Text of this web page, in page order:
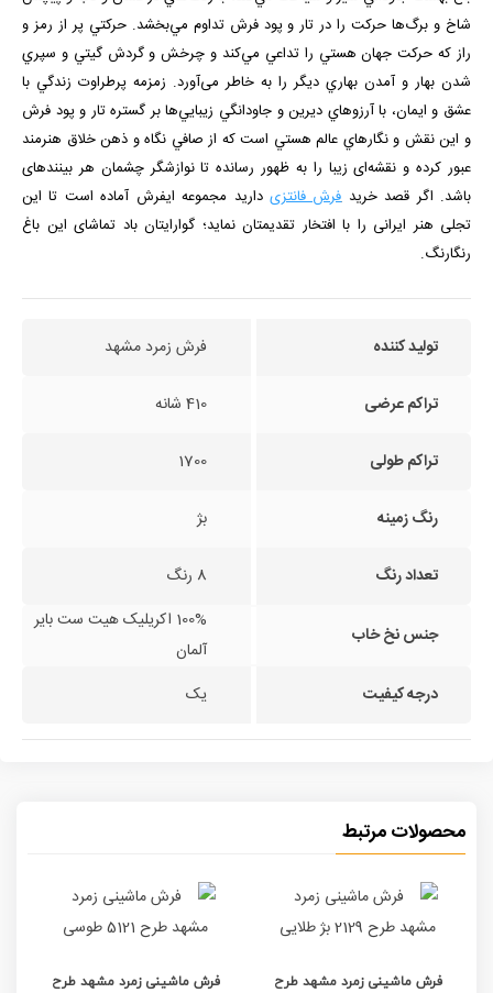
شاخ و برگ‌ها حركت را در تار و پود فرش تداوم مي‌بخشد. حركتي پر از رمز و
راز كه حركت جهان هستي را تداعي مي‌كند و چرخش و گردش گيتي و سپري
شدن بهار و آمدن بهاري ديگر را به خاطر می‌آورد. زمزمه پرطراوت زندگي با
عشق و ايمان، با آرزوهاي ديرين و جاودانگي زيبايي‌ها بر گستره تار و پود فرش
و اين نقش و نگارهاي عالم هستي است كه از صافي نگاه و ذهن خلاق هنرمند
عبور كرده و نقشه‌ای زیبا را به ظهور رسانده تا نوازشگر چشمان هر بیننده­ای
باشد. اگر قصد خرید فرش فانتزی دارید مجموعه ایفرش آماده است تا این
تجلی هنر ایرانی را با افتخار تقدیمتان نماید؛ گوارایتان باد تماشای این باغ
رنگارنگ.
تولید کننده فرش زمرد مشهد
تراکم عرضی 410 شانه
تراکم طولی 1700
رنگ زمینه بژ
تعداد رنگ 8 رنگ
جنس نخ خاب
100% اکریلیک هیت ست بایر
آلمان
درجه کیفیت
یک
محصولات مرتبط
فرش ماشینی زمرد مشهد طرح
فرش ماشینی زمرد مشهد طرح